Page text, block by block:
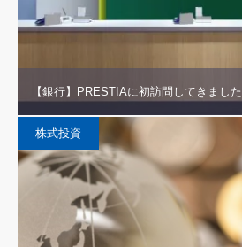
【銀行】PRESTIAに初訪問してきました
株式投資